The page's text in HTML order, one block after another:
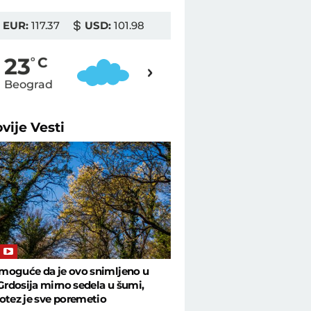
EUR:117.37 USD: 101.98
23o C
Beograd
Vesti
da je ovo snimljeno u
mirno sedela u šumi,
je sve poremetio